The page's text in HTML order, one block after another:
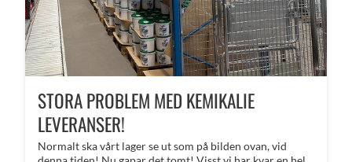
STORA PROBLEM MED KEMIKALIE
LEVERANSER!
Normalt ska vårt lager se ut som på bilden ovan, vid